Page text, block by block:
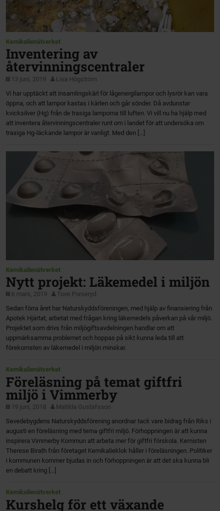
Kemikalienätverket
Inventering av
återvinningscentraler
13 juni, 2019
Lisa Högström
Vi har upptäckt att insamlingskärl för lågenergilampor och lysrör kan vara
öppna, och att lampor kastas i kärlen och går sönder. Då avdunstar
kvicksilver (Hg) från de trasiga lamporna till luften. Vi vill nu ha hjälp med
att inventera återvinningscentraler runt om i landet för att undersöka om
trasiga Hg-läckande lampor är vanligt. Med den […]
Kemikalienätverket
Nytt projekt: Läkemedel i miljön
6 mars, 2019
Tove Porseryd
Sedan förra året har Naturskyddsföreningen, med hjälp av finansiering från
Apotek Hjärtat, arbetat med frågan kring läkemedels påverkan på vår miljö.
Projektet som drivs från miljögiftsavdelningen handlar om att
uppmärksamma problemet och hoppas på sikt kunna leda till att
förekomsten av läkemedel i miljön minskar.
Kemikalienätverket
Föreläsning på temat giftfri
miljö i Vimmerby
19 juni, 2018
Matilda Gustafsson
Sevedebygdens Naturskyddsförening anordnar tack vare bidrag från Riks i
augusti en föreläsning med tema giftfri miljö. Förhoppningen är att kunna
inspirera Vimmerby Kommun att arbeta mer för giftfri förskola. Kemisten
Therese Birath från företaget Kemikalieklok håller i föreläsningen. Politiker
i kommunen kommer bjudas in och förhoppningen är att det ska kunna bli
en debatt kring […]
Kemikalienätverket
Kurshelg för ett växande